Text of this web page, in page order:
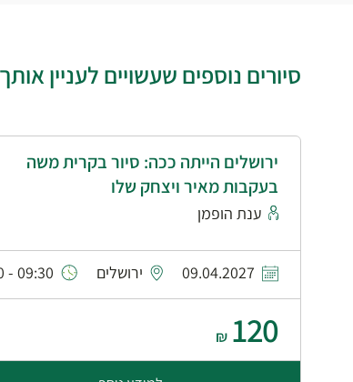
סיורים נוספים שעשויים לעניין אותך
ירושלים הייתה ככה: סיור בקרית משה
בעקבות מאיר ויצחק שלו
ענת הופמן
09.04.2027 ירושלים 09:30 - 12:30
120
₪